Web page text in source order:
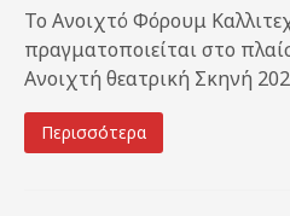
Το Ανοιχτό Φόρουμ
πραγματοποιείται στο
Ανοιχτή θεατρική Σκηνή
Περισσότερα